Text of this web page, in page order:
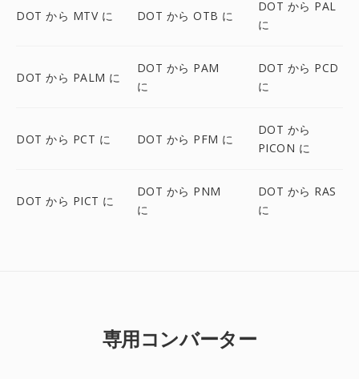
DOT から MTV に DOT から OTB に
DOT から PAL
に
DOT から PALM に
DOT から PAM
に
DOT から PCD
に
DOT から PCT に DOT から PFM に
DOT から
PICON に
DOT から PICT に
DOT から PNM
に
DOT から RAS
に
専用コンバーター